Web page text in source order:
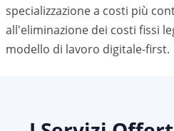
specializzazione a costi più
all'eliminazione dei costi fissi
modello di lavoro digitale-first.